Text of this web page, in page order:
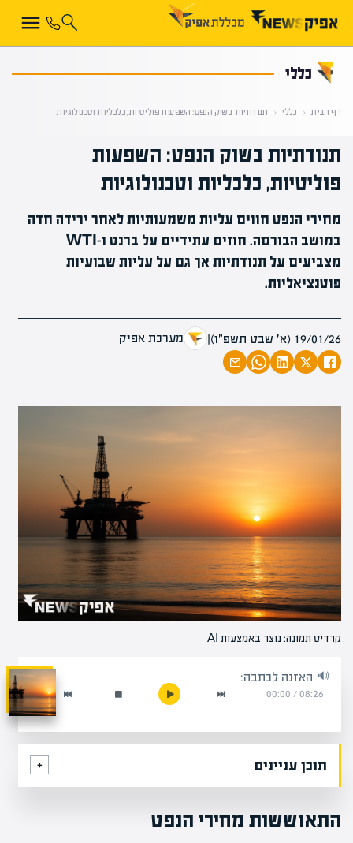
כללי
דף הבית ‹ כללי ‹ תנודתיות בשוק הנפט: השפעות פוליטיות, כלכליות וטכנולוגיות
תנודתיות בשוק הנפט: השפעות
פוליטיות, כלכליות וטכנולוגיות
מחירי הנפט חווים עליות משמעותיות לאחר ירידה חדה
במושב הבורסה. חוזים עתידיים על ברנט ו-WTI
מצביעים על תנודתיות אך גם על עליות שבועיות
פוטנציאליות.
19/01/26 (א׳ שבט תשפ״ו) | מערכת אפיק
קרדיט תמונה: נוצר באמצעות AI
האזנה לכתבה:
08:26
/
00:00
תוכן עניינים
התאוששות מחירי הנפט